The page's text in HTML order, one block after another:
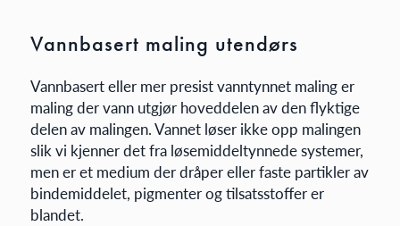
Vannbasert maling utendørs
Vannbasert eller mer presist vanntynnet maling er
maling der vann utgjør hoveddelen av den flyktige
delen av malingen. Vannet løser ikke opp malingen
slik vi kjenner det fra løsemiddeltynnede systemer,
men er et medium der dråper eller faste partikler av
bindemiddelet, pigmenter og tilsatsstoffer er
blandet.